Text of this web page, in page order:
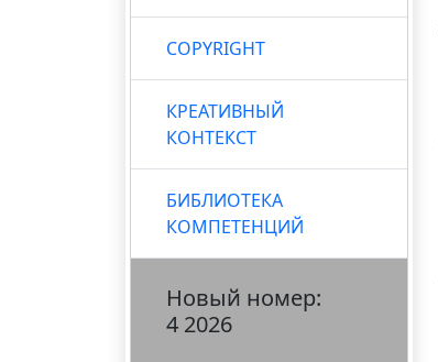
COPYRIGHT
КРЕАТИВНЫЙ
КОНТЕКСТ
БИБЛИОТЕКА
КОМПЕТЕНЦИЙ
Новый номер:
4 2026